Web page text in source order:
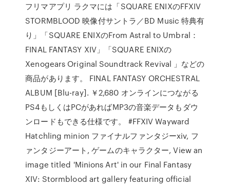
フリマアプリ ラクマには「SQUARE ENIXのFFXIV
STORMBLOOD 映像付サントラ／BD Music 特典有
り」「SQUARE ENIXのFrom Astral to Umbral：
FINAL FANTASY XIV」「SQUARE ENIXの
Xenogears Original Soundtrack Revival 」などの
商品があります。 FINAL FANTASY ORCHESTRAL
ALBUM [Blu-ray]. ￥2,680 オンラインにつながる
PS4もしくはPCがあればMP3の音楽データもダウ
ンロードもできる仕様です。 #FFXIV Wayward
Hatchling minion ファイナルファンタジーxiv, フ
ァンタジーアート, ゲームのキャラクター, View an
image titled 'Minions Art' in our Final Fantasy
XIV: Stormblood art gallery featuring official